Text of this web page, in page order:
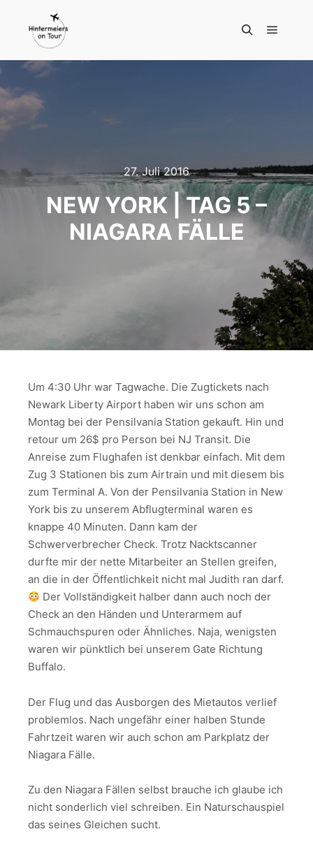
27. Juli 2016
NEW YORK | TAG 5 –
NIAGARA FÄLLE
Um 4:30 Uhr war Tagwache. Die Zugtickets nach
Newark Liberty Airport haben wir uns schon am
Montag bei der Pensilvania Station gekauft. Hin und
retour um 26$ pro Person bei NJ Transit. Die
Anreise zum Flughafen ist denkbar einfach. Mit dem
Zug 3 Stationen bis zum Airtrain und mit diesem bis
zum Terminal A. Von der Pensilvania Station in New
York bis zu unserem Abflugterminal waren es
knappe 40 Minuten. Dann kam der
Schwerverbrecher Check. Trotz Nacktscanner
durfte mir der nette Mitarbeiter an Stellen greifen,
an die in der Öffentlichkeit nicht mal Judith ran darf.
Der Vollständigkeit halber dann auch noch der
Check an den Händen und Unterarmem auf
Schmauchspuren oder Ähnliches. Naja, wenigsten
waren wir pünktlich bei unserem Gate Richtung
Buffalo.
Der Flug und das Ausborgen des Mietautos verlief
problemlos. Nach ungefähr einer halben Stunde
Fahrtzeit waren wir auch schon am Parkplatz der
Niagara Fälle.
Zu den Niagara Fällen selbst brauche ich glaube ich
nicht sonderlich viel schreiben. Ein Naturschauspiel
das seines Gleichen sucht.